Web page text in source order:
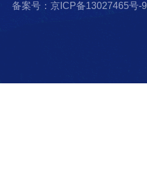
备案号：京ICP备13027465号-9